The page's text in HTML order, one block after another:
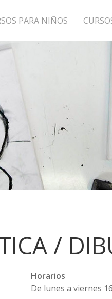
PARA NIÑOS
/
Horarios
De lunes a viernes